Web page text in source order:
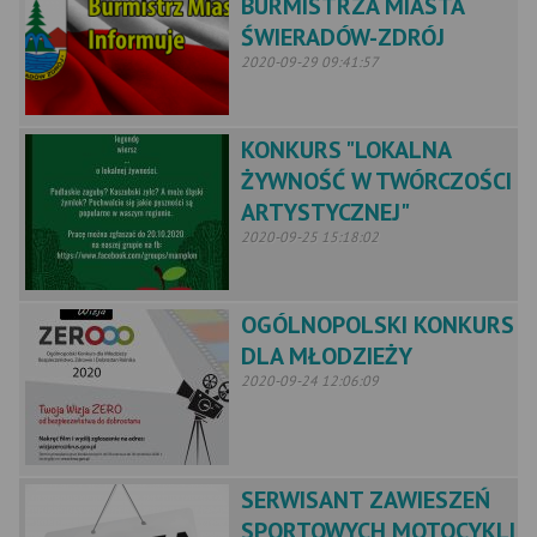
ŚWIERADÓW-ZDRÓJ
2020-09-29 09:41:57
KONKURS "LOKALNA
ŻYWNOŚĆ W TWÓRCZOŚCI
ARTYSTYCZNEJ"
2020-09-25 15:18:02
OGÓLNOPOLSKI KONKURS
DLA MŁODZIEŻY
2020-09-24 12:06:09
SERWISANT ZAWIESZEŃ